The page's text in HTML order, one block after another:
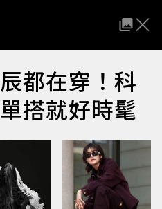
都在穿！科
搭就好時髦